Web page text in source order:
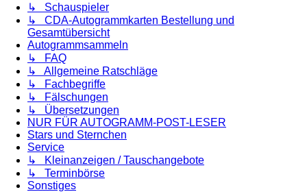
↳ Schauspieler
↳ CDA-Autogrammkarten Bestellung und
Gesamtübersicht
Autogrammsammeln
↳ FAQ
↳ Allgemeine Ratschläge
↳ Fachbegriffe
↳ Fälschungen
↳ Übersetzungen
NUR FÜR AUTOGRAMM-POST-LESER
Stars und Sternchen
Service
↳ Kleinanzeigen / Tauschangebote
↳ Terminbörse
Sonstiges